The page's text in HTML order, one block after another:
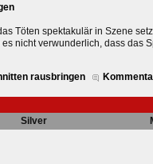
Töten spektakulär in Szene
nicht verwunderlich, dass das
rausbringen
Silver